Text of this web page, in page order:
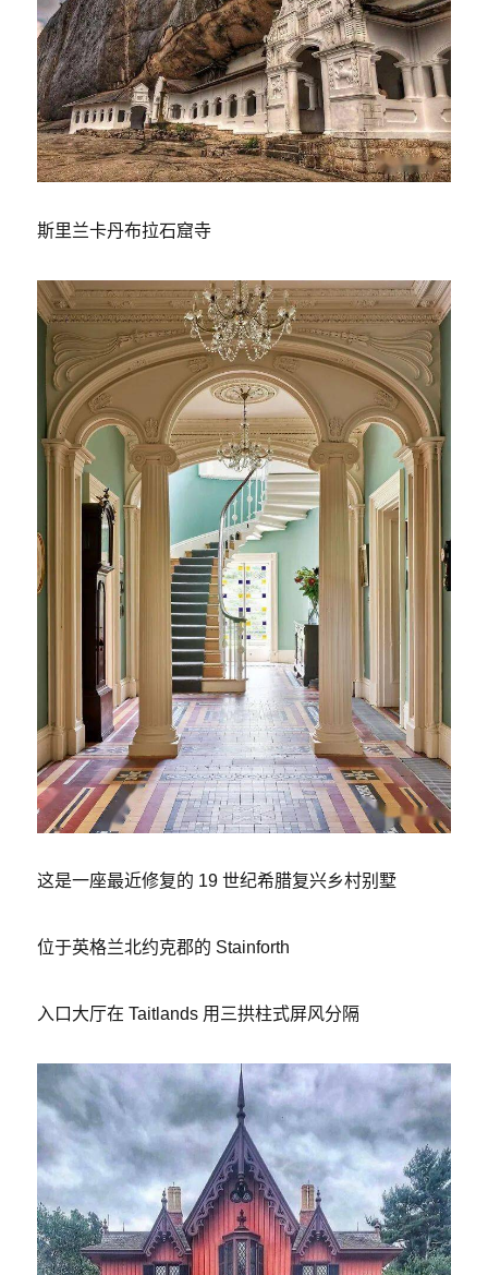
斯里兰卡丹布拉石窟寺
这是一座最近修复的 19 世纪希腊复兴乡村别墅
位于英格兰北约克郡的 Stainforth
入口大厅在 Taitlands 用三拱柱式屏风分隔